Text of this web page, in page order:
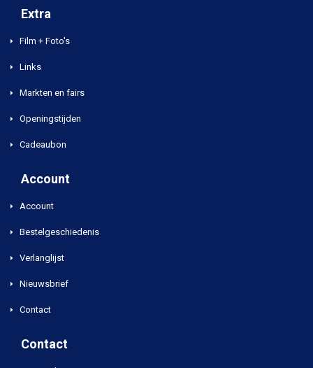
Extra
Film + Foto's
Links
Markten en fairs
Openingstijden
Cadeaubon
Account
Account
Bestelgeschiedenis
Verlanglijst
Nieuwsbrief
Contact
Contact